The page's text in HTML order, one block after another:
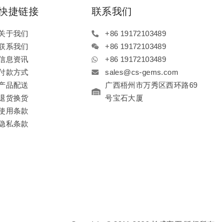
捷链接
于我们
系我们
息资讯
款方式
品配送
货换货
用条款
私条款
联系我们
+86 19172103489
+86 19172103489
+86 19172103489
sales@cs-gems.com
广西梧州市万秀区西环路69
号宝石大厦